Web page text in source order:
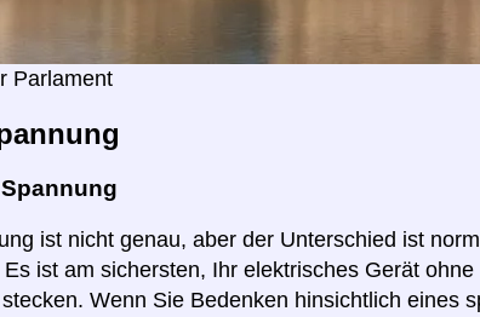
Parlament
ist nicht genau, aber der Unterschied ist
ist am sichersten, Ihr elektrisches Gerät
Wenn Sie Bedenken hinsichtlich eines